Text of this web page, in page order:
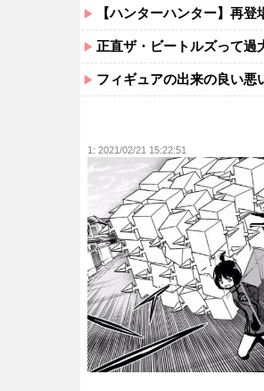
【ハンターハンター】再登
正直ザ・ビートルズって過
フィギュアの出来の良い悪
1: 2021/02/21 15:22:51